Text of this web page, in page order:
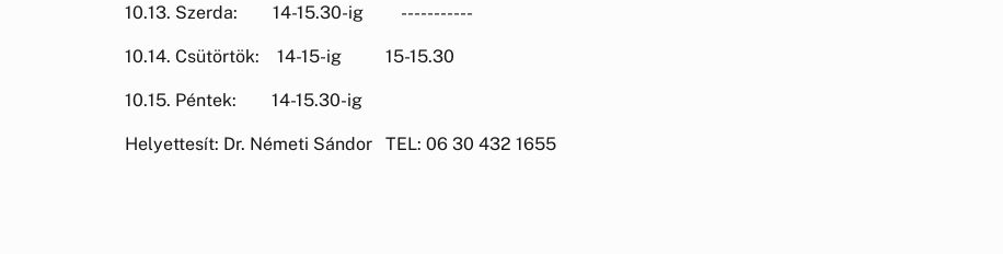
10.13. Szerda: 14-15.30-ig -----------
10.14. Csütörtök: 14-15-ig 15-15.30
10.15. Péntek: 14-15.30-ig
Helyettesít: Dr. Németi Sándor TEL: 06 30 432 1655